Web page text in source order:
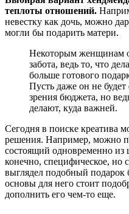
теплоты отношений.
невестку как дочь, можно
могли бы подарить матери.
Некоторым женщинам
забота, ведь то, что
больше готового
Пусть даже он не
зрения бюджета, но
делают, куда важней.
Сегодня в поиске креатива
решения. Например, можно
состоящий одновременно из
конечно, специфическое, но
выглядел подобный подарок
основы для него стоит
дополнить его чем-то еще.